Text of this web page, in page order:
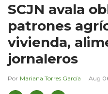
SCJN avala
patrones
vivienda,
jornaleros
Mariana Torres García Aug